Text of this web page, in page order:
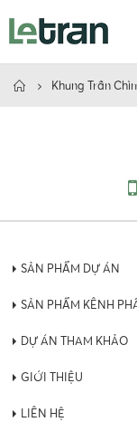
Khung Trần
SẢN PHẨM DỰ ÁN
SẢN PHẨM KÊNH
DỰ ÁN THAM KHẢO
GIỚI THIỆU
LIÊN HỆ